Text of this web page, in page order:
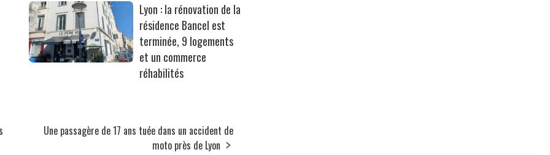
Lyon : la rénovation de la
résidence Bancel est
terminée, 9 logements
et un commerce
réhabilités
Une passagère de 17 ans tuée dans un accident de
moto près de Lyon